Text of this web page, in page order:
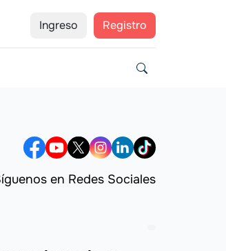
Ingreso Registro
en Redes Sociales